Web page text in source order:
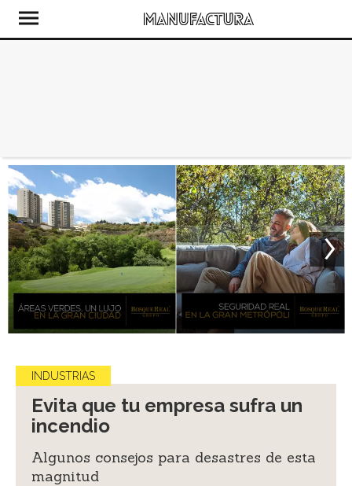
INDUSTRIAS
Evita que tu empresa sufra un
incendio
Algunos consejos para desastres de esta
magnitud